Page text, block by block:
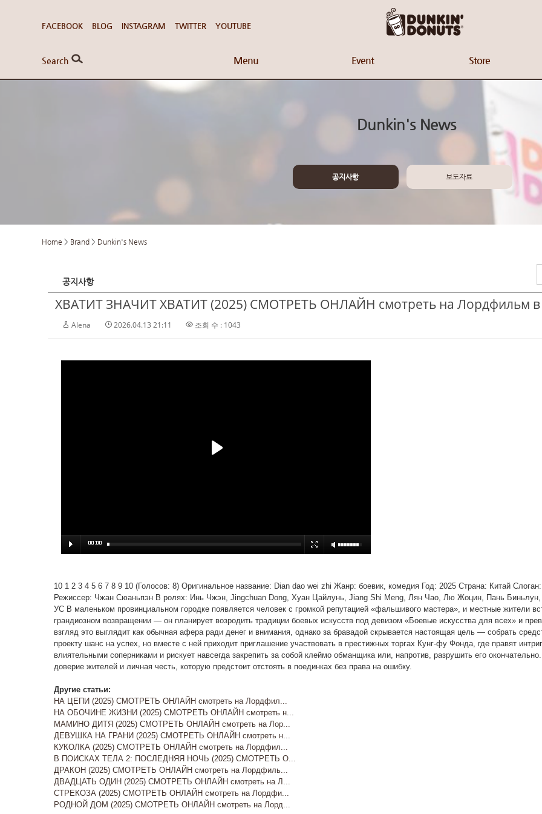
FACEBOOK BLOG INSTAGRAM TWITTER YOUTUBE
Search Menu Event Store
Dunkin's News
Home > Brand > Dunkin's News
공지사항 보도자료
공지사항
ХВАТИТ ЗНАЧИТ ХВАТИТ (2025) СМОТРЕТЬ ОНЛАЙН смотреть на Лордфильм в
Alena 2026.04.13 21:11 조회 수 : 1043
10 1 2 3 4 5 6 7 8 9 10 (Голосов: 8) Оригинальное название: Dian dao wei zhi Жанр: боевик, комедия Год: 2025 Страна: Китай
Режиссер: Чжан Сюаньпэн В ролях: Инь Чжэн, Jingchuan Dong, Хуан Цайлунь, Jiang Shi Meng, Лян Чао, Лю Жоцин, Пань
УС В маленьком провинциальном городке появляется человек с громкой репутацией «фальшивого мастера», и местные жители
грандиозном возвращении — он планирует возродить традиции боевых искусств под девизом «Боевые искусства для всех» и
взгляд это выглядит как обычная афера ради денег и внимания, однако за бравадой скрывается настоящая цель — собрать
проекту шанс на успех, но вместе с ней приходит приглашение участвовать в престижных торгах Кунг-фу Фонда, где правят
влиятельными соперниками и рискует навсегда закрепить за собой клеймо обманщика или, напротив, разрушить его
доверие жителей и личная честь, которую предстоит отстоять в поединках без права на ошибку.
Другие статьи:
НА ЦЕПИ (2025) СМОТРЕТЬ ОНЛАЙН смотреть на Лордфил...
НА ОБОЧИНЕ ЖИЗНИ (2025) СМОТРЕТЬ ОНЛАЙН смотреть н...
МАМИНО ДИТЯ (2025) СМОТРЕТЬ ОНЛАЙН смотреть на Лор...
ДЕВУШКА НА ГРАНИ (2025) СМОТРЕТЬ ОНЛАЙН смотреть н...
КУКОЛКА (2025) СМОТРЕТЬ ОНЛАЙН смотреть на Лордфил...
В ПОИСКАХ ТЕЛА 2: ПОСЛЕДНЯЯ НОЧЬ (2025) СМОТРЕТЬ О...
ДРАКОН (2025) СМОТРЕТЬ ОНЛАЙН смотреть на Лордфиль...
ДВАДЦАТЬ ОДИН (2025) СМОТРЕТЬ ОНЛАЙН смотреть на Л...
СТРЕКОЗА (2025) СМОТРЕТЬ ОНЛАЙН смотреть на Лордфи...
РОДНОЙ ДОМ (2025) СМОТРЕТЬ ОНЛАЙН смотреть на Лорд...